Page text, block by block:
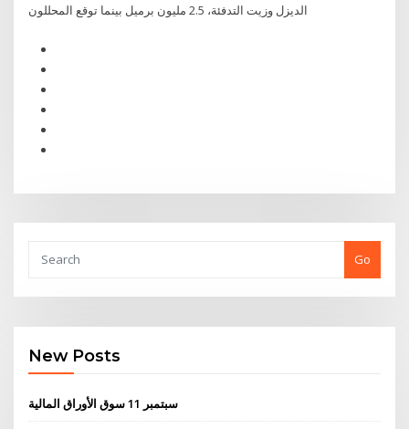
الديزل وزيت التدفئة، 2.5 مليون برميل بينما توقع المحللون
Go
New Posts
سبتمبر 11 سوق الأوراق المالية